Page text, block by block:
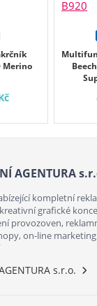
Merino
AGENTURA
kompletní
grafické
provozoven,
on-line
s.r.o.